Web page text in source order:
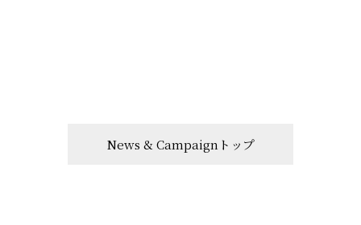
News & Campaignトップ